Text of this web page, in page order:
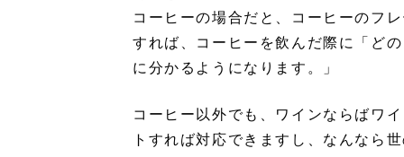
コーヒーの場合だと、コーヒーのフ
すれば、コーヒーを飲んだ際に「ど
に分かるようになります。」
コーヒー以外でも、ワインならばワ
トすれば対応できますし、なんなら